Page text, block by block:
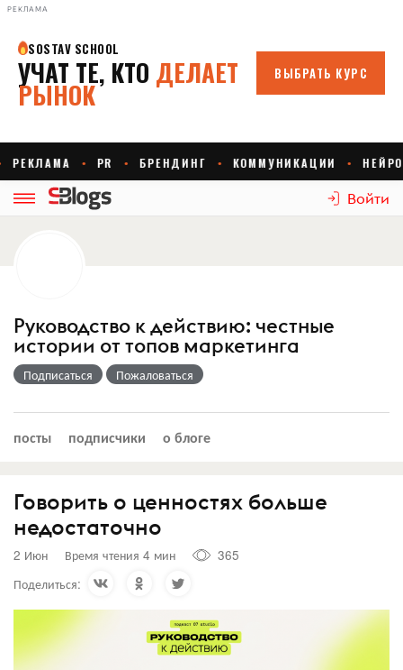
РЕКЛАМА
Войти
Руководство к действию: честные
истории от топов маркетинга
Подписаться Пожаловаться
посты подписчики о блоге
Говорить о ценностях больше
недостаточно
2 Июн Время чтения 4 мин
365
Поделиться: